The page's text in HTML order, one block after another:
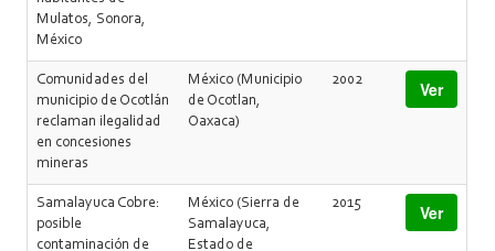
Mulatos, Sonora,
México
Comunidades del
municipio de Ocotlán
reclaman ilegalidad
en concesiones
mineras
México (Municipio
de Ocotlan,
Oaxaca)
2002 Ver
Samalayuca Cobre:
posible
contaminación de
México (Sierra de
Samalayuca,
Estado de
2015 Ver